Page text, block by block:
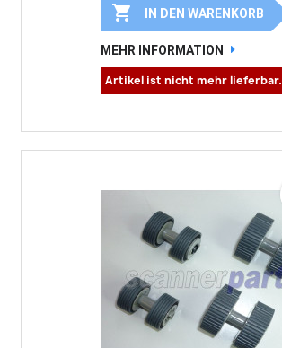
 IN DEN WARENKORB
MEHR INFORMATION
Artikel ist nicht mehr lieferbar.